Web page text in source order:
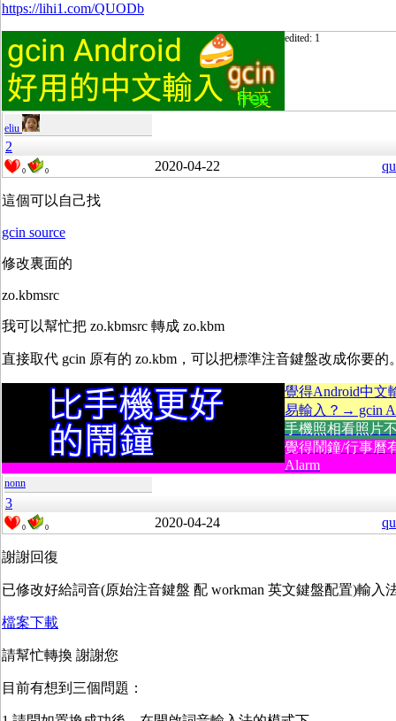
https://lihi1.com/QUODb
edited: 1
eliu
2
0 0 2020-04-22
這個可以自己找
gcin source
修改裏面的
zo.kbmsrc
我可以幫忙把 zo.kbmsrc 轉成 zo.kbm
直接取代 gcin 原有的 zo.kbm，可以把標準注音鍵盤改成你要的
覺得Android中文
易輸入？→ gcin
手機照相看照片
覺得鬧鐘/行事
Alarm
nonn
3
0 0 2020-04-24
謝謝回復
已修改好給詞音(原始注音鍵盤 配 workman 英文鍵盤配置)輸入
檔案下載
請幫忙轉換 謝謝您
目前有想到三個問題：